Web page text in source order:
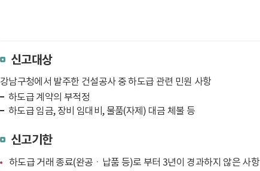
신고대상
강남구청에서 발주한 건설공사 중 하도급 관련 민원 사항
하도급 계약의 부적정
하도급 임금, 장비 임대비, 물품(자제) 대금 체불 등
신고기한
하도급 거래 종료(완공ㆍ납품 등)로 부터 3년이 경과하지 않은 사항